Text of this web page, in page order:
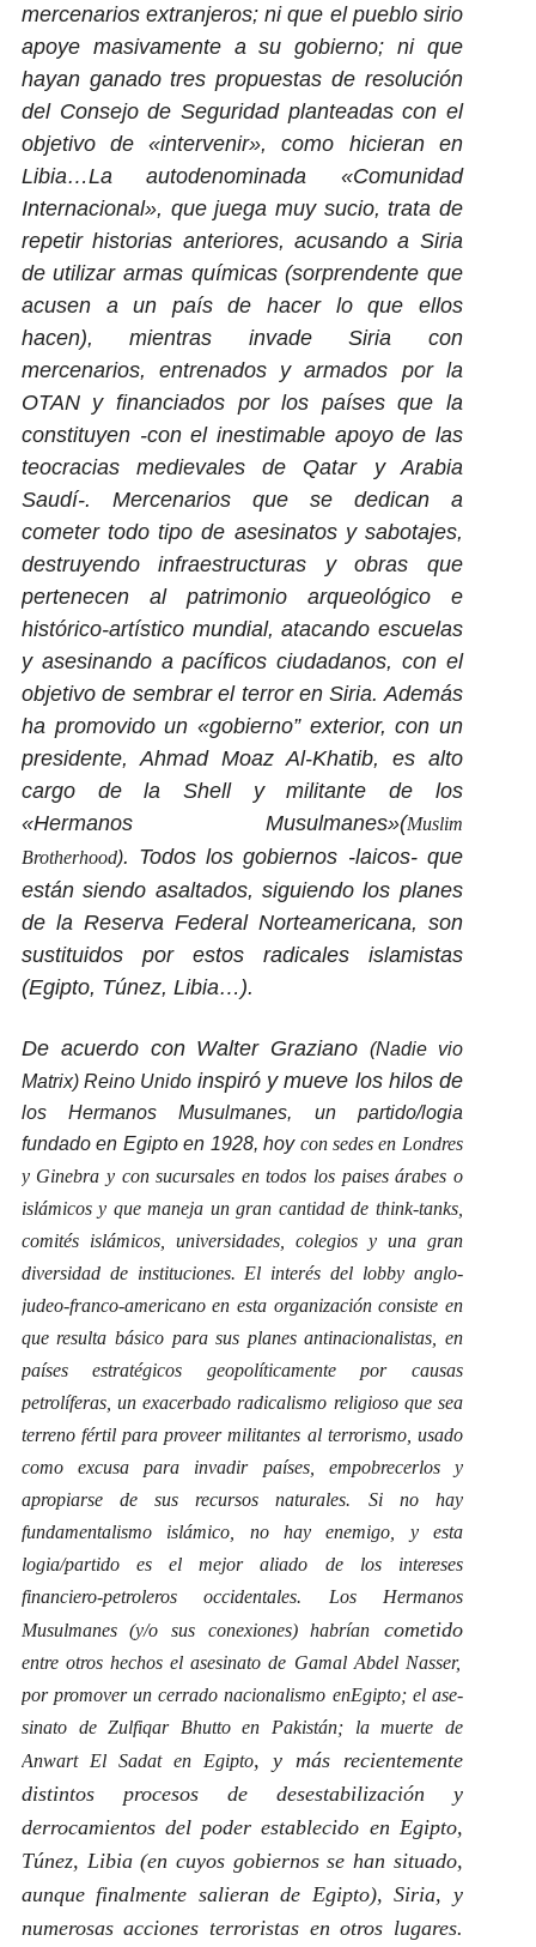
mercenarios extranjeros; ni que el pueblo sirio
apoye masivamente a su gobierno; ni que
hayan ganado tres propuestas de resolución
del Consejo de Seguridad planteadas con el
objetivo de «intervenir», como hicieran en
Libia…La autodenominada «Comunidad
Internacional», que juega muy sucio, trata de
repetir historias anteriores, acusando a Siria
de utilizar armas químicas (sorprendente que
acusen a un país de hacer lo que ellos
hacen), mientras invade Siria con
mercenarios,entrenados y armados por la
OTAN y financiados por los países que la
constituyen -con el inestimable apoyo de las
teocracias medievales de Qatar y Arabia
Saudí-. Mercenarios que se dedican a
cometer todo tipo de asesinatos y sabotajes,
destruyendo infraestructuras y obras que
pertenecen al patrimonio arqueológico e
histórico-artístico mundial, atacando escuelas
y asesinando a pacíficos ciudadanos, con el
objetivo de sembrar el terror en Siria. Además
ha promovido un «gobierno” exterior, con un
presidente, Ahmad Moaz Al-Khatib, es alto
cargo de la Shell y militante de los
«Hermanos Musulmanes»(Muslim
Brotherhood). Todos los gobiernos -laicos- que
están siendo asaltados, siguiendo los planes
de la Reserva Federal Norteamericana, son
sustituidos por estos radicales islamistas
(Egipto, Túnez, Libia…).
De acuerdo con Walter Graziano(Nadie vio
Matrix) Reino Unido inspiró y mueve los hilos de
los Hermanos Musulmanes, un partido/logia
fundado en Egipto en 1928, hoycon sedes en Londres
y Ginebra y con sucursales en todos los paises árabes o
islámicosy que maneja un gran cantidad de think-tanks,
comités islámicos, universidades, colegios y una gran
diversidad de instituciones. El interés del lobby anglo-
judeo-franco-americano en esta organización consiste en
que resulta básico para sus planes antinacionalistas, en
países estratégicos geopolíticamente por causas
petrolíferas, un exacerbado radicalismo religioso que sea
terreno fértil para proveer militantes al terrorismo, usado
como excusa para invadir países, empobrecerlos y
apropiarse de sus recursos naturales. Si no hay
fundamentalismo islámico, no hay enemigo, y esta
logia/partido es el mejor aliado de los intereses
financiero-petroleros occidentales. Los Hermanos
Musulmanes (y/o sus conexiones) habrían
cometido
entre otros hechos el asesinato de Gamal Abdel Nasser,
por promover un cerrado nacionalismo enEgipto; el ase­
sinato de Zulfiqar Bhutto en Pakistán; la muerte de
Anwart El Sadat en Egipto, y más recientemente
distintos procesos de desestabilización y
derrocamientos del poder establecido en Egipto,
Túnez, Libia (en cuyos gobiernos se han situado,
aunque finalmente salieran de Egipto), Siria, y
numerosas acciones terroristas en otros lugares.